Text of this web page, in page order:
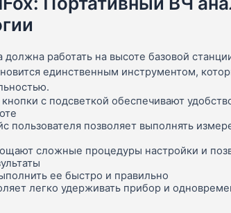
должна работать на высоте базовой
единственным инструментом,
с подсветкой обеспечивают
пользователя позволяет выполнять
сложные процедуры настройки и
ее быстро и правильно
легко удерживать прибор и